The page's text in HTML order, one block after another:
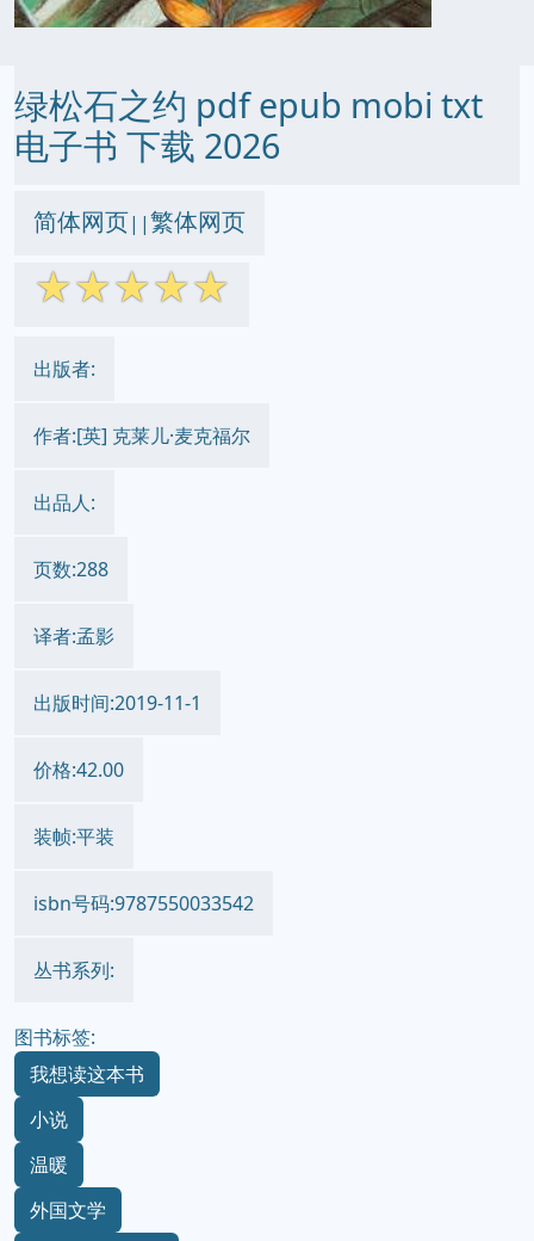
绿松石之约 pdf epub mobi txt
电子书 下载 2026
简体网页||繁体网页
☆☆☆☆☆
出版者:
作者:[英] 克莱儿·麦克福尔
出品人:
页数:288
译者:孟影
出版时间:2019-11-1
价格:42.00
装帧:平装
isbn号码:9787550033542
丛书系列:
图书标签:
我想读这本书
小说
温暖
外国文学